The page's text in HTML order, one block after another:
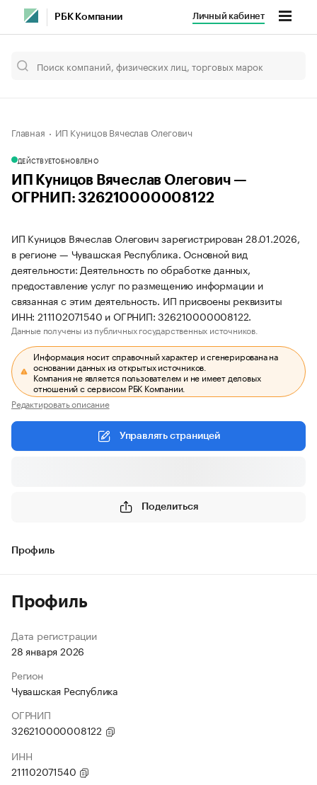
РБК Компании Личный кабинет
Главная ИП Куницов Вячеслав Олегович
ДЕЙСТВУЕТОБНОВЛЕНО
ИП Куницов Вячеслав Олегович —
ОГРНИП: 326210000008122
ИП Куницов Вячеслав Олегович зарегистрирован 28.01.2026,
в регионе — Чувашская Республика. Основной вид
деятельности: Деятельность по обработке данных,
предоставление услуг по размещению информации и
связанная с этим деятельность. ИП присвоены реквизиты
ИНН: 211102071540 и ОГРНИП: 326210000008122.
Данные получены из публичных государственных источников.
Информация носит справочный характер и сгенерирована на
основании данных из открытых источников.
Компания не является пользователем и не имеет деловых
отношений с сервисом РБК Компании.
Редактировать описание
Управлять страницей
Поделиться
Профиль
Профиль
Дата регистрации
28 января 2026
Регион
Чувашская Республика
ОГРНИП
326210000008122
ИНН
211102071540